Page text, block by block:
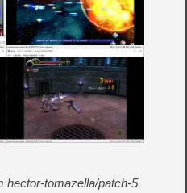
hector-tomazella/patch-5